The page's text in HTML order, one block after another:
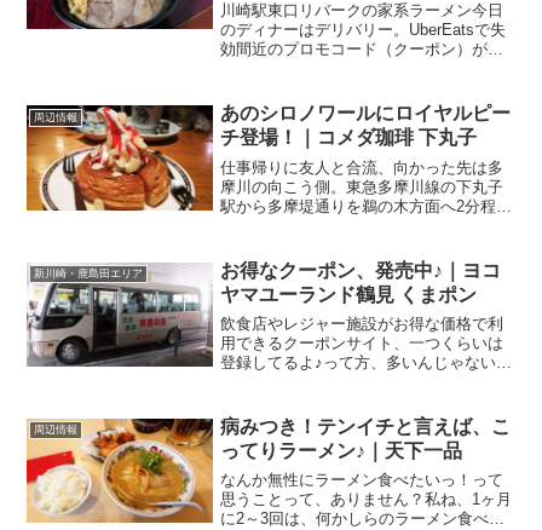
川崎駅東口リバークの家系ラーメン今日
のディナーはデリバリー。UberEatsで失
効間近のプロモコード（クーポン）が手
重点措置が適用されているということも
ありまして、なか...
周辺情報
あのシロノワールにロイヤルピー
チ登場！｜コメダ珈琲 下丸子
仕事帰りに友人と合流、向かった先は多
摩川の向こう側。東急多摩川線の下丸子
駅から多摩堤通りを鵜の木方面へ2分程行
時間まで無料になるので、とても便利で
す。名古屋と言えば...
新川崎・鹿島田エリア
お得なクーポン、発売中♪｜ヨコ
ヤマユーランド鶴見 くまポン
飲食店やレジャー施設がお得な価格で利
用できるクーポンサイト、一つくらいは
登録してるよ♪って方、多いんじゃないか
てきました。57%OFF【800円】≪【テレ
ビ『マツコの知...
周辺情報
病みつき！テンイチと言えば、こ
ってりラーメン♪｜天下一品
なんか無性にラーメン食べたいっ！って
思うことって、ありません？私ね、1ヶ月
に2～3回は、何かしらのラーメン食べて